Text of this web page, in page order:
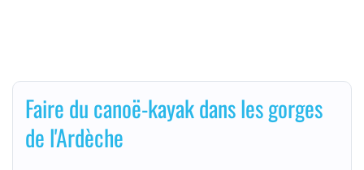
Faire du canoë-kayak dans les gorges
de l'Ardèche